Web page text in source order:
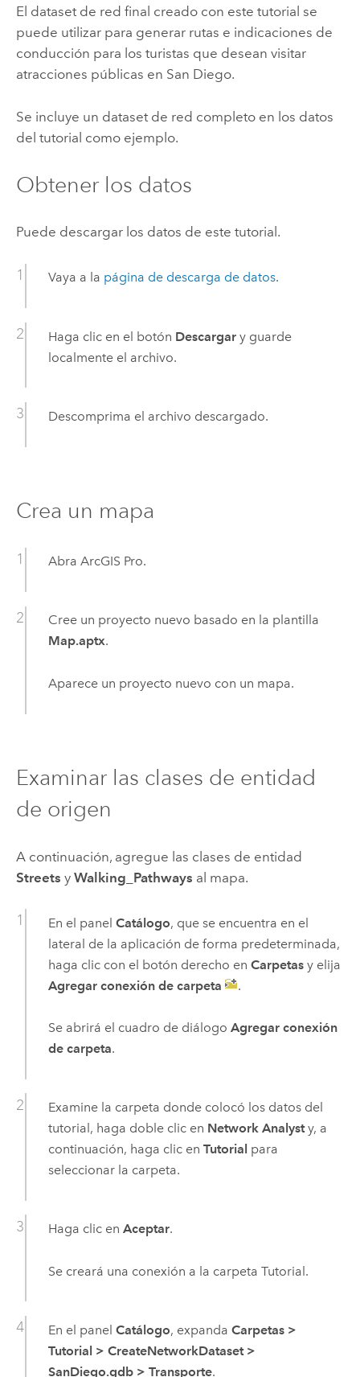
El dataset de red final creado con este tutorial se
puede utilizar para generar rutas e indicaciones de
conducción para los turistas que desean visitar
atracciones públicas en San Diego.
Se incluye un dataset de red completo en los datos
del tutorial como ejemplo.
Obtener los datos
Puede descargar los datos de este tutorial.
Vaya a la página de descarga de datos.
Haga clic en el botón Descargary guarde
localmente el archivo.
Descomprima el archivo descargado.
Crea un mapa
Abra ArcGIS Pro.
Cree un proyecto nuevo basado en la plantilla
Map.aptx.
Aparece un proyecto nuevo con un mapa.
Examinar las clases de entidad
de origen
A continuación, agregue las clases de entidad
Streets y Walking_Pathways al mapa.
En el panel Catálogo, que se encuentra en el
lateral de la aplicación de forma predeterminada,
haga clic con el botón derecho en Carpetasy elija
Agregar conexión de carpeta
.
Se abrirá el cuadro de diálogo Agregar conexión
de carpeta.
Examine la carpeta donde colocó los datos del
tutorial, haga doble clic en Network Analysty, a
continuación, haga clic en Tutorial para
seleccionar la carpeta.
Haga clic en Aceptar.
Se creará una conexión a la carpeta Tutorial.
En el panel Catálogo, expanda Carpetas >
Tutorial > CreateNetworkDataset >
SanDiego.gdb > Transporte.